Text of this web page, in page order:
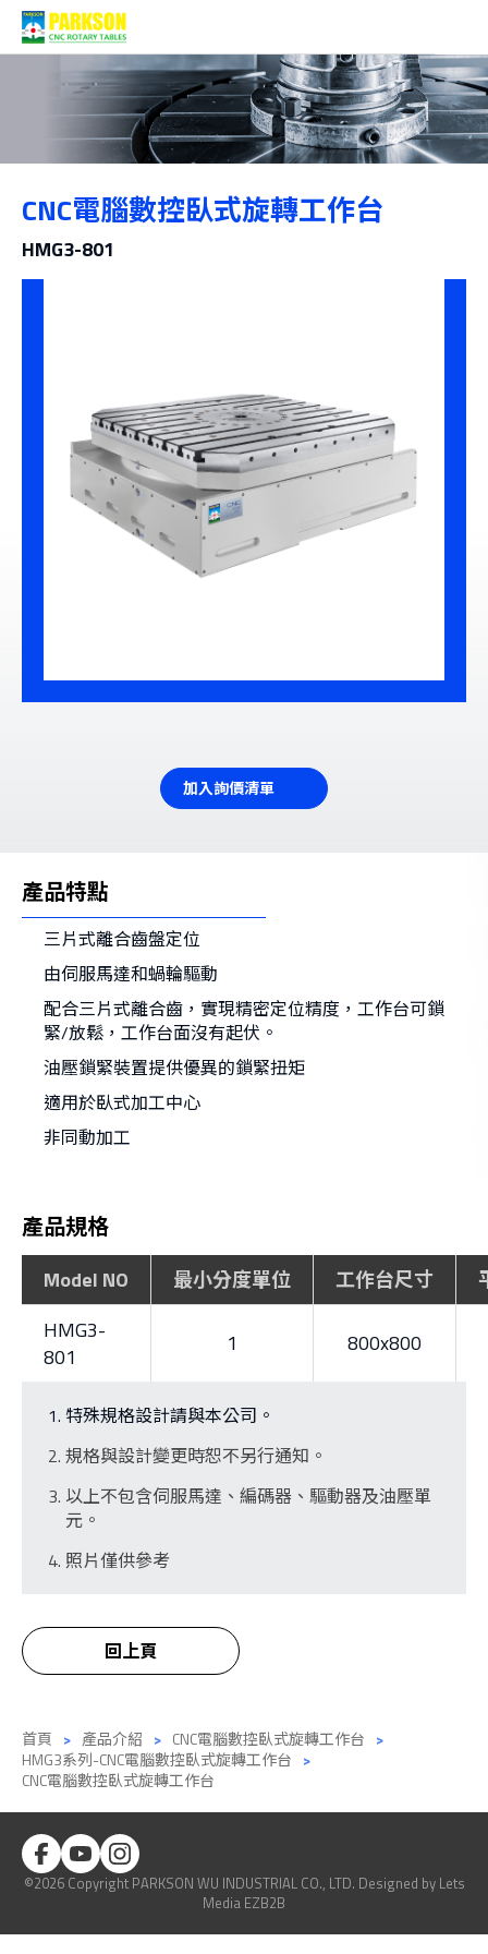
產品介紹
分類
CNC電腦數控臥式旋轉工作台
HMG3-801
加入詢價清單
產品特點
三片式離合齒盤定位
由伺服馬達和蝸輪驅動
配合三片式離合齒，實現精密定位精度，工作台可鎖
緊/放鬆，工作台面沒有起伏。
油壓鎖緊裝置提供優異的鎖緊扭矩
適用於臥式加工中心
非同動加工
產品規格
Model NO 最小分度單位 工作台尺寸
HMG3-
801
1 800x800
特殊規格設計請與本公司。
規格與設計變更時恕不另行通知。
以上不包含伺服馬達、編碼器、驅動器及油壓單
元。
照片僅供參考
回上頁
首頁 產品介紹
CNC電腦數控臥式旋轉工作台
HMG3系列-CNC電腦數控臥式旋轉工作台
CNC電腦數控臥式旋轉工作台
©2026 Copyright PARKSON WU INDUSTRIAL CO., LTD. Designed by Lets
Media EZB2B